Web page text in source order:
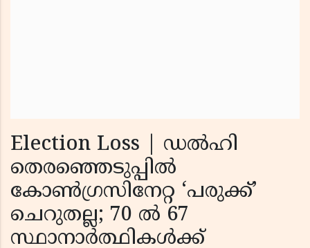
Election Loss | ഡൽഹി
തെരഞ്ഞെടുപ്പിൽ
കോൺഗ്രസിനേറ്റ ‘പരുക്ക്’
ചെറുതല്ല; 70 ൽ 67
സ്ഥാനാർത്ഥികൾക്ക്